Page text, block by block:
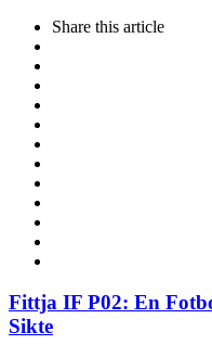
Share this article
Post
navigation
Fittja IF P02: En
Sikte